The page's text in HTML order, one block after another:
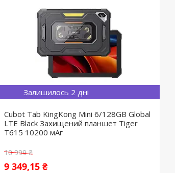
Залишилось 2 дні
Cubot Tab KingKong Mini 6/128GB Global
LTE Black Захищений планшет Tiger
T615 10200 мАг
10 999 ₴
9 349,15 ₴